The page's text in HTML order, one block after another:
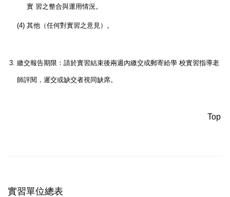
實 習之整合與運用情況。
(4) 其他（任何對實習之意見）。
3. 繳交報告期限：請於實習結束後兩週內繳交或郵寄給學 校實習指導老
師評閱，遲交或缺交者視同缺席。
Top
實習單位總表